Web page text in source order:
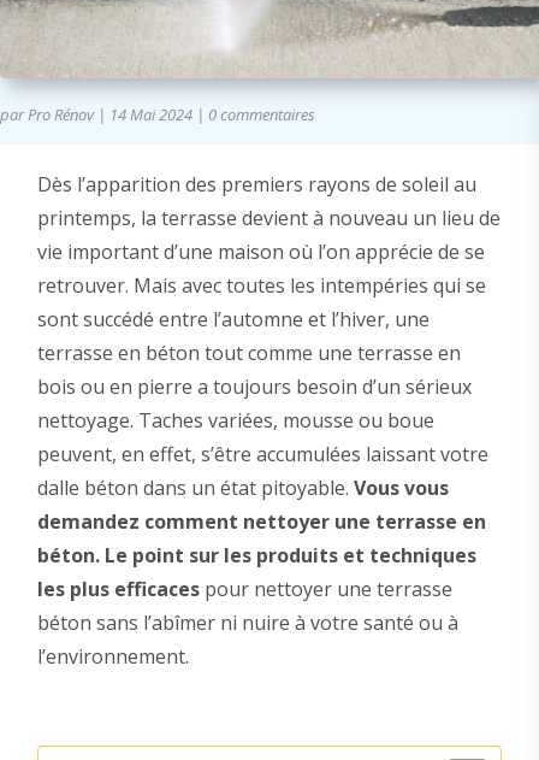
parPro Rénov| 14 Mai 2024 | 0 commentaires
Dès l’apparition des premiers rayons de soleil au
printemps, la terrasse devient à nouveau un lieu de
vie important d’une maison où l’on apprécie de se
retrouver. Mais avec toutes les intempéries qui se
sont succédé entre l’automne et l’hiver, une
terrasse en béton tout comme une terrasse en
bois ou en pierre a toujours besoin d’un sérieux
nettoyage. Taches variées, mousse ou boue
peuvent, en effet, s’être accumulées laissant votre
dalle béton dans un état pitoyable. Vous vous
demandez comment nettoyer une terrasse en
béton. Le point sur les produits et techniques
les plus efficacespour nettoyer une terrasse
béton sans l’abîmer ni nuire à votre santé ou à
l’environnement.